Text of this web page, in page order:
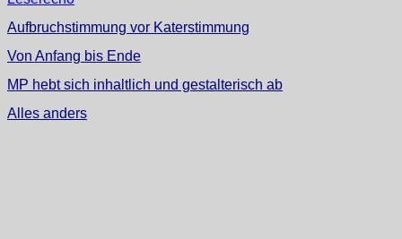
Aufbruchstimmung vor Katerstimmung
Von Anfang bis Ende
MP hebt sich inhaltlich und gestalterisch ab
Alles anders